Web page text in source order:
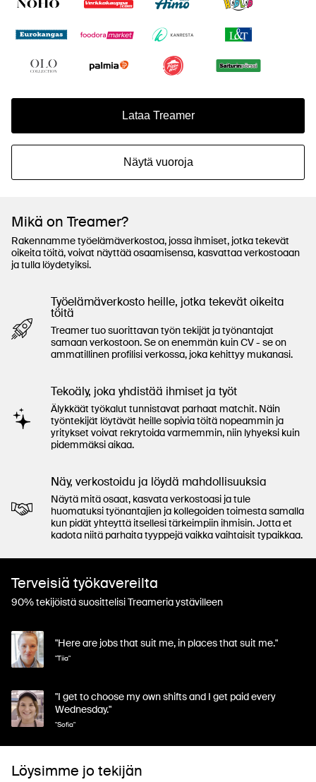
Lataa Treamer
Näytä vuoroja
Mikä on Treamer?
Rakennamme työelämäverkostoa, jossa ihmiset, jotka tekevät
oikeita töitä, voivat näyttää osaamisensa, kasvattaa verkostoaan
ja tulla löydetyiksi.
Työelämäverkosto heille, jotka tekevät oikeita
töitä
Treamer tuo suorittavan työn tekijät ja työnantajat
samaan verkostoon. Se on enemmän kuin CV - se on
ammatillinen profilisi verkossa, joka kehittyy mukanasi.
Tekoäly, joka yhdistää ihmiset ja työt
Älykkäät työkalut tunnistavat parhaat matchit. Näin
työntekijät löytävät heille sopivia töitä nopeammin ja
yritykset voivat rekrytoida varmemmin, niin lyhyeksi kuin
pidemmäksi aikaa.
Näy, verkostoidu ja löydä mahdollisuuksia
Näytä mitä osaat, kasvata verkostoasi ja tule
huomatuksi työnantajien ja kollegoiden toimesta samalla
kun pidät yhteyttä itsellesi tärkeimpiin ihmisin. Jotta et
kadota niitä parhaita tyyppejä vaikka vaihtaisit typaikkaa.
Terveisiä työkavereilta
90% tekijöistä suosittelisi Treameria ystävilleen
"Here are jobs that suit me, in places that suit me."
"Tiia"
"I get to choose my own shifts and I get paid every
Wednesday."
"Sofia"
Löysimme jo tekijän